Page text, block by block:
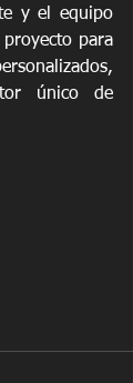
y el equipo
para
único de